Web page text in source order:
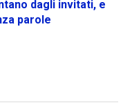
dagli invitati, e
parole